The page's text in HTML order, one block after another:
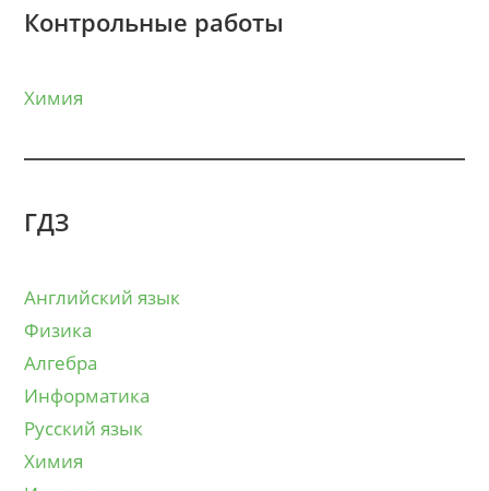
Контрольные работы
Химия
ГДЗ
Английский язык
Физика
Алгебра
Информатика
Русский язык
Химия